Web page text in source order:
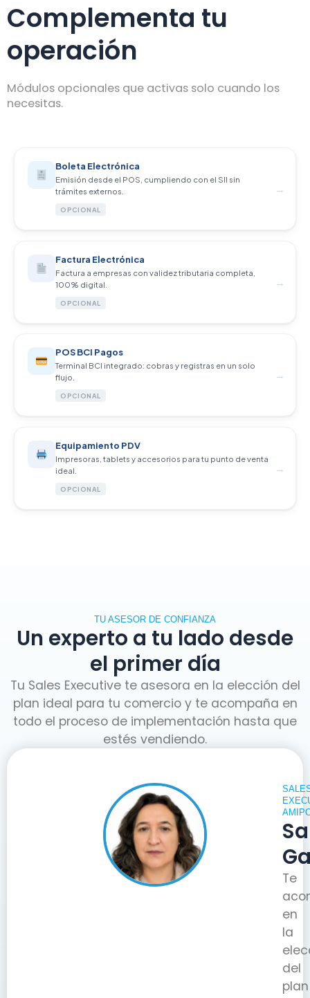
Complementa tu
operación
Módulos opcionales que activas solo cuando los
necesitas.
Boleta Electrónica
Emisión desde el POS, cumpliendo con el SII sin
trámites externos.
OPCIONAL
→
Factura Electrónica
Factura a empresas con validez tributaria completa,
100% digital.
OPCIONAL
→
POS BCI Pagos
Terminal BCI integrado: cobras y registras en un solo
flujo.
OPCIONAL
→
Equipamiento PDV
Impresoras, tablets y accesorios para tu punto de venta
ideal.
OPCIONAL
→
TU ASESOR DE CONFIANZA
Un experto a tu lado desde
el primer día
Tu Sales Executive te asesora en la elección del
plan ideal para tu comercio y te acompaña en
todo el proceso de implementación hasta que
estés vendiendo.
Te
en
la
del
plan